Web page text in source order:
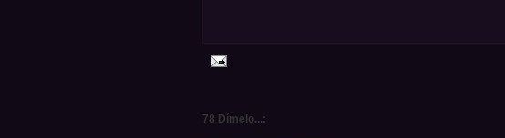
78 Dímelo...: